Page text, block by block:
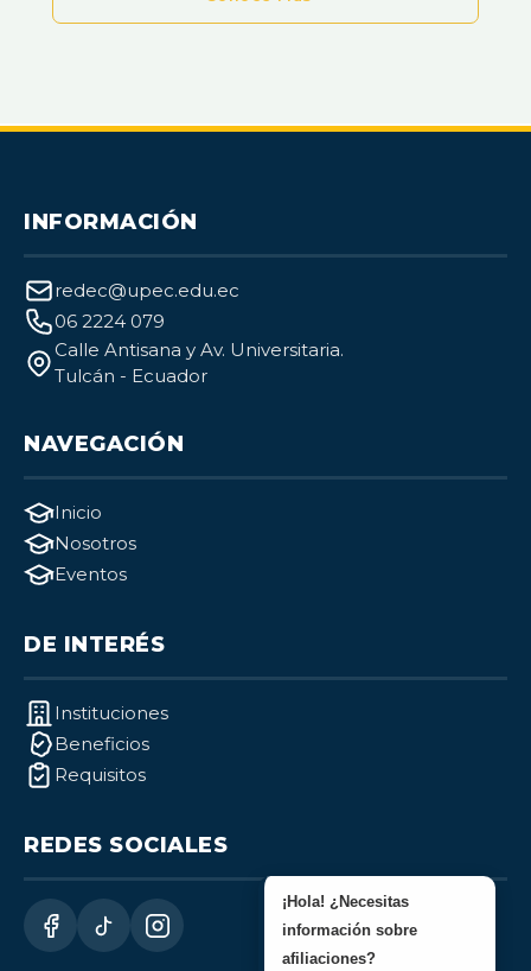
INFORMACIÓN
redec@upec.edu.ec
06 2224 079
Calle Antisana y Av. Universitaria.
Tulcán - Ecuador
NAVEGACIÓN
Inicio
Nosotros
Eventos
DE INTERÉS
Instituciones
Beneficios
Requisitos
REDES SOCIALES
¡Hola! ¿Necesitas
información sobre
afiliaciones?